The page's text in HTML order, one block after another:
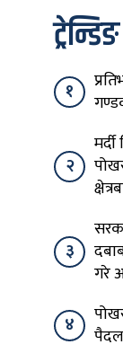
ट्रेन्डिङ
१
२
३
गरे
४